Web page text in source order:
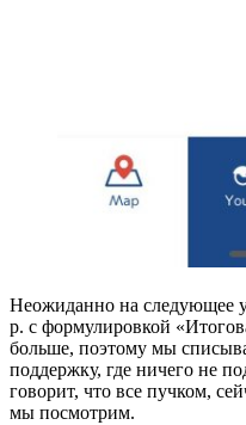
Неожиданно на следующее
р. с формулировкой
больше, поэтому мы
поддержку, где ничего не
говорит, что все пучком,
мы посмотрим.